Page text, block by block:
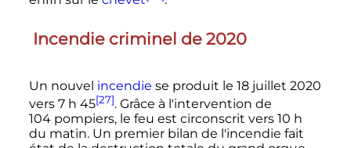
Incendie criminel de 2020
Un nouvel incendie se produit le 18 juillet 2020
vers 7 h 45[27]. Grâce à l'intervention de
104 pompiers, le feu est circonscrit vers 10 h
du matin. Un premier bilan de l'incendie fait